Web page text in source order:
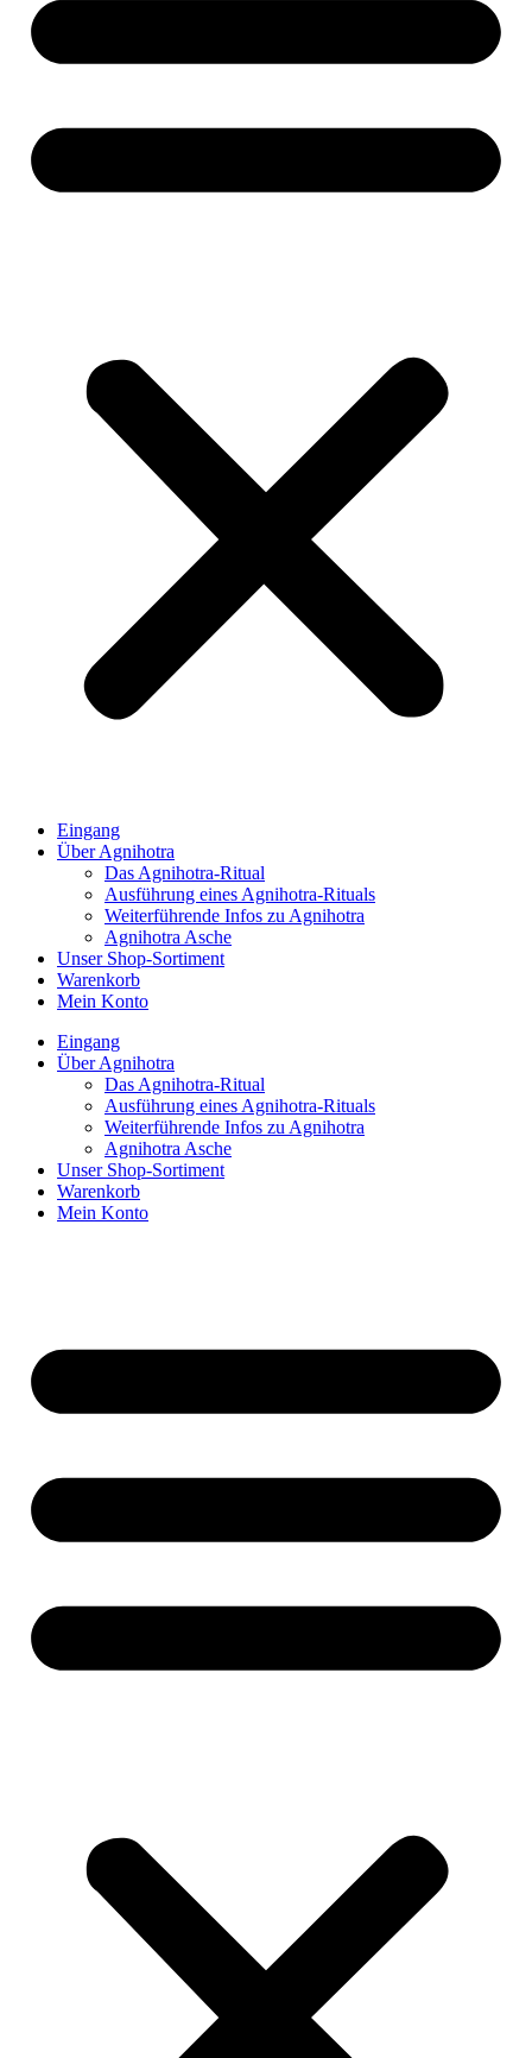
Eingang
Über Agnihotra
Das Agnihotra-Ritual
Ausführung eines Agnihotra-Rituals
Weiterführende Infos zu Agnihotra
Agnihotra Asche
Unser Shop-Sortiment
Warenkorb
Mein Konto
Eingang
Über Agnihotra
Das Agnihotra-Ritual
Ausführung eines Agnihotra-Rituals
Weiterführende Infos zu Agnihotra
Agnihotra Asche
Unser Shop-Sortiment
Warenkorb
Mein Konto